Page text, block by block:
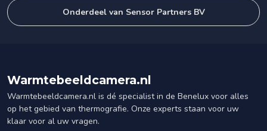
Onderdeel van Sensor Partners BV
Warmtebeeldcamera.nl
Warmtebeeldcamera.nl is dé specialist in de Benelux voor alles
op het gebied van thermografie. Onze experts staan voor uw
klaar voor al uw vragen.